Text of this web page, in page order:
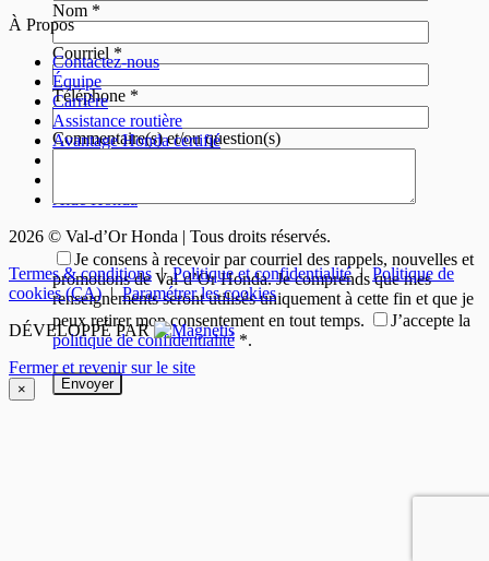
Nom *
Courriel *
Téléphone *
Commentaire(s) et/ou question(s)
Je consens à recevoir par courriel des rappels, nouvelles et
promotions de Val-d’Or Honda. Je comprends que mes
renseignements seront utilisés uniquement à cette fin et que je
peux retirer mon consentement en tout temps.
J’accepte la
politique de confidentialité *.
À Propos
Contactez-nous
Équipe
Carrière
Assistance routière
Avantage Honda certifié
Aide Honda
2026 © Val-d’Or Honda | Tous droits réservés.
Termes & conditions|Politique et confidentialité|Politique de
cookies (CA)|Paramétrer les cookies
DÉVELOPPÉ PAR
Fermer et revenir sur le site
×